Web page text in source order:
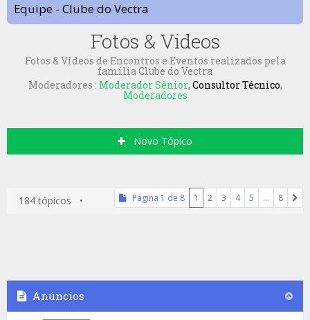
Equipe - Clube do Vectra
Fotos & Videos
Fotos & Vídeos de Encontros e Eventos realizados pela
família Clube do Vectra
Moderadores : Moderador Sênior, Consultor Técnico,
Moderadores
Novo Tópico
184 tópicos • Página 1 de 8 1 2 3 4 5 … 8
Anúncios